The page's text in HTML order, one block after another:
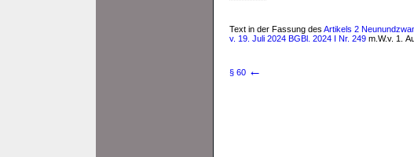
Text in der Fassung des Artikels 2
v. 19. Juli 2024 BGBl. 2024 I Nr. 249 m.W.v. 1.
§ 60 ←